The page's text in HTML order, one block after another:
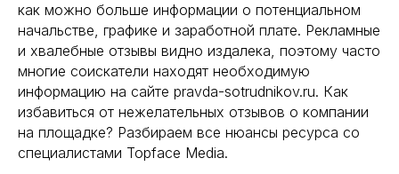
как можно больше информации о потенциальном
начальстве, графике и заработной плате. Рекламные
и хвалебные отзывы видно издалека, поэтому часто
многие соискатели находят необходимую
информацию на сайте pravda-sotrudnikov.ru. Как
избавиться от нежелательных отзывов о компании
на площадке? Разбираем все нюансы ресурса со
специалистами Topface Media.